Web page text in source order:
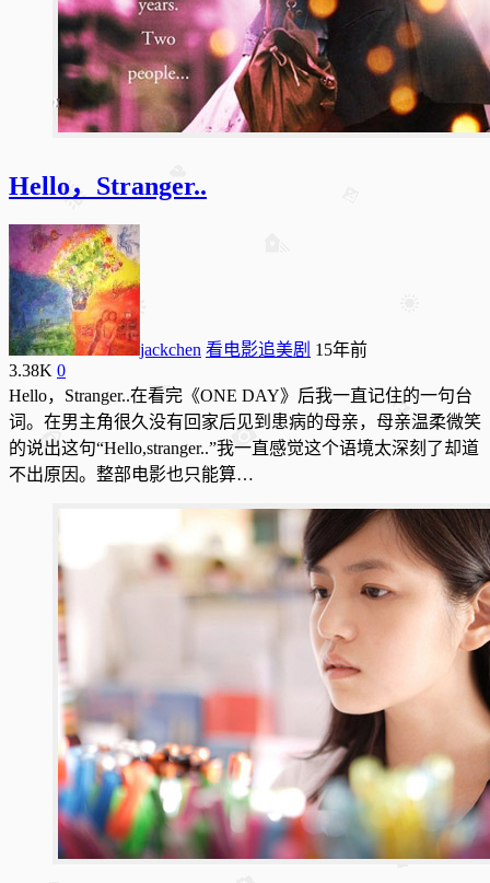
Hello，Stranger..
jackchen 看电影追美剧 15年前
3.38K 0
Hello，Stranger..在看完《ONE DAY》后我一直记住的一句台
词。在男主角很久没有回家后见到患病的母亲，母亲温柔微笑
的说出这句“Hello,stranger..”我一直感觉这个语境太深刻了却道
不出原因。整部电影也只能算…